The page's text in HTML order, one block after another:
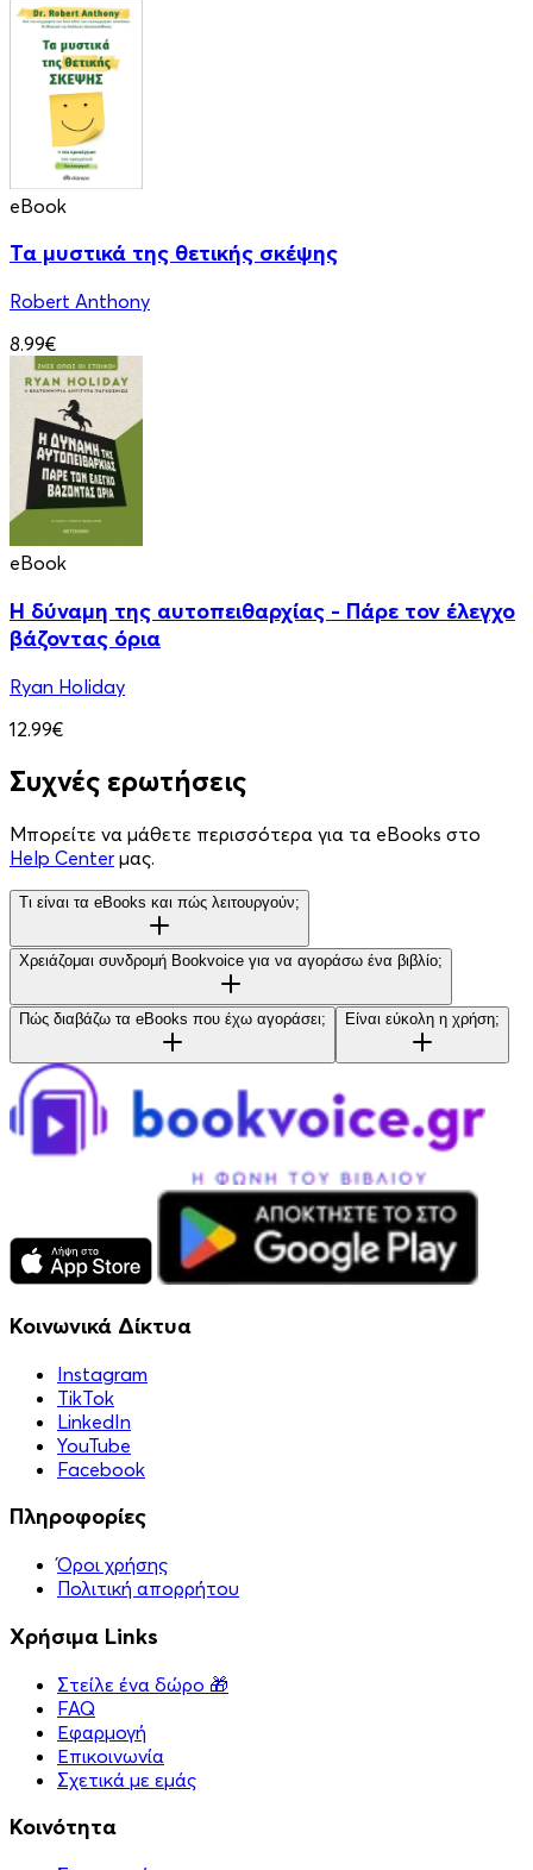
eBook
Τα μυστικά της θετικής σκέψης
Robert Anthony
8.99€
eBook
Η δύναμη της αυτοπειθαρχίας - Πάρε τον έλεγχο
βάζοντας όρια
Ryan Holiday
12.99€
Συχνές ερωτήσεις
Μπορείτε να μάθετε περισσότερα για τα eBooks στο
Help Center μας.
Τι είναι τα eBooks και πώς λειτουργούν;
Χρειάζομαι συνδρομή Bookvoice για να αγοράσω ένα βιβλίο;
Πώς διαβάζω τα eBooks που έχω αγοράσει; Είναι εύκολη η χρήση;
Κοινωνικά Δίκτυα
Instagram
TikTok
LinkedIn
YouTube
Facebook
Πληροφορίες
Όροι χρήσης
Πολιτική απορρήτου
Χρήσιμα Links
Στείλε ένα δώρο 🎁
FAQ
Εφαρμογή
Επικοινωνία
Σχετικά με εμάς
Κοινότητα